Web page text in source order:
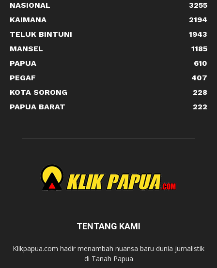
NASIONAL
3255
KAIMANA
2194
TELUK BINTUNI
1943
MANSEL
1185
PAPUA
610
PEGAF
407
KOTA SORONG
228
PAPUA BARAT
222
TENTANG KAMI
Klikpapua.com hadir menambah nuansa baru dunia jurnalistik
di Tanah Papua